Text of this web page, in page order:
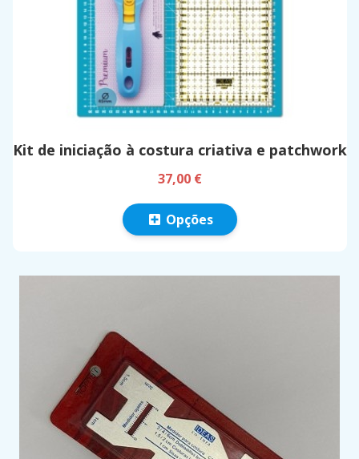
Kit de iniciação à costura criativa e patchwork
37,00 €
Opções